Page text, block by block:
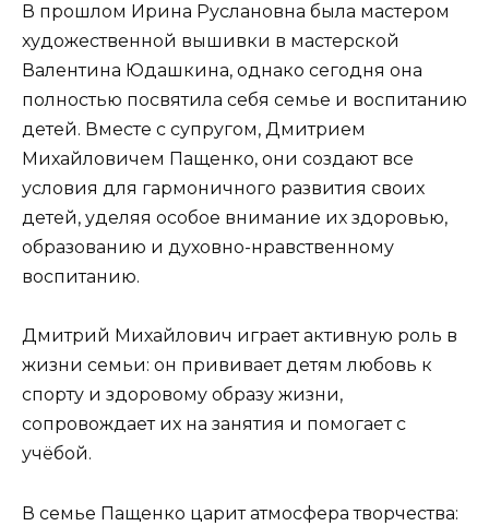
В прошлом Ирина Руслановна была мастером
художественной вышивки в мастерской
Валентина Юдашкина, однако сегодня она
полностью посвятила себя семье и воспитанию
детей. Вместе с супругом, Дмитрием
Михайловичем Пащенко, они создают все
условия для гармоничного развития своих
детей, уделяя особое внимание их здоровью,
образованию и духовно-нравственному
воспитанию.
Дмитрий Михайлович играет активную роль в
жизни семьи: он прививает детям любовь к
спорту и здоровому образу жизни,
сопровождает их на занятия и помогает с
учёбой.
В семье Пащенко царит атмосфера творчества: